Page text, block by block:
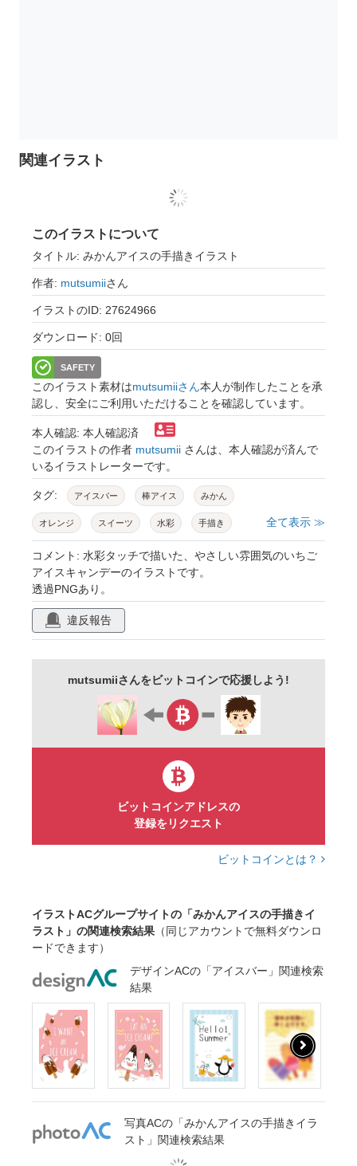
関連イラスト
このイラストについて
タイトル: みかんアイスの手描きイラスト
作者: mutsumiiさん
イラストのID: 27624966
ダウンロード: 0回
SAFETY
このイラスト素材はmutsumiiさん本人が制作したことを承
認し、安全にご利用いただけることを確認しています。
本人確認: 本人確認済
このイラストの作者 mutsumii さんは、本人確認が済んで
いるイラストレーターです。
タグ: アイスバー 棒アイス みかん
オレンジ スイーツ 水彩 手描き
素材 シンプル かわいい おしゃれ
夏
全て表示 ≫
コメント: 水彩タッチで描いた、やさしい雰囲気のいちご
アイスキャンデーのイラストです。
透過PNGあり。
違反報告
mutsumiiさんをビットコインで応援しよう!
ビットコインアドレスの
登録をリクエスト
ビットコインとは？
イラストACグループサイトの「みかんアイスの手描きイ
ラスト」の関連検索結果 （同じアカウントで無料ダウンロ
ードできます）
デザインACの「アイスバー」関連検索
結果
写真ACの「みかんアイスの手描きイラ
スト」関連検索結果